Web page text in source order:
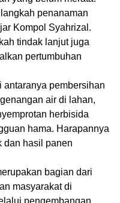
penanaman
Kompol Syahrizal.
tindak lanjut juga
pertumbuhan
antaranya pembersihan
air di lahan,
herbisida
hama. Harapannya
dan hasil panen
bagian dari
masyarakat di
pengembangan